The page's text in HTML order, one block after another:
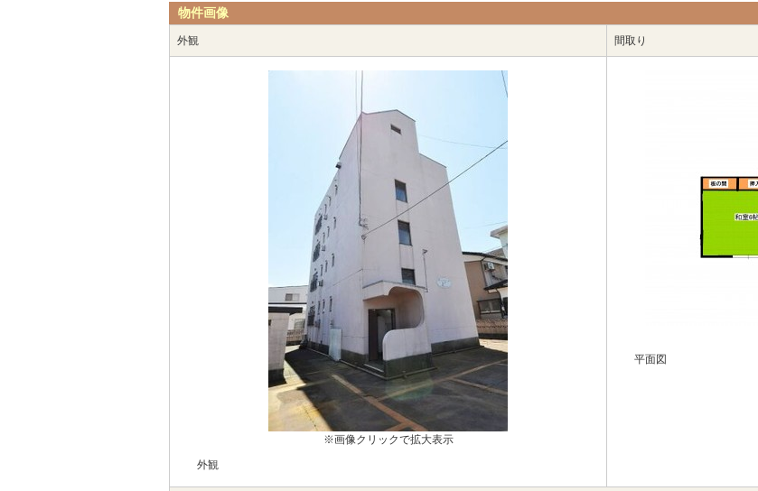
物件画像
外観 間取り
※画像クリックで拡大表示
外観
平面図